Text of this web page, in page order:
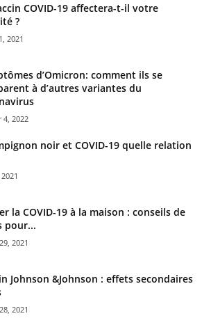
COVID-19 affectera-t-il votre
?
2021
d’Omicron: comment ils se
à d’autres variantes du
4, 2022
noir et COVID-19 quelle relation
la COVID-19 à la maison : conseils de
pour...
2021
Johnson &Johnson : effets secondaires
2021